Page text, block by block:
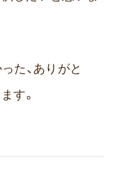
た、ありがと
す。